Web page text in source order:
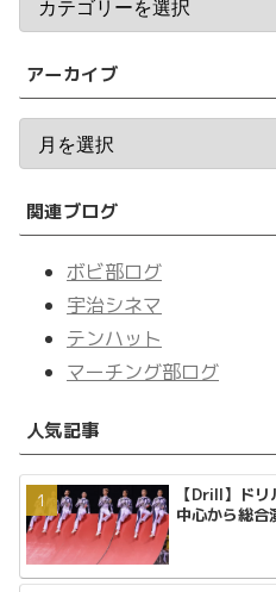
アーカイブ
関連ブログ
ボビ部ログ
宇治シネマ
テンハット
マーチング部ログ
人気記事
【Drill】ド
中心から総合